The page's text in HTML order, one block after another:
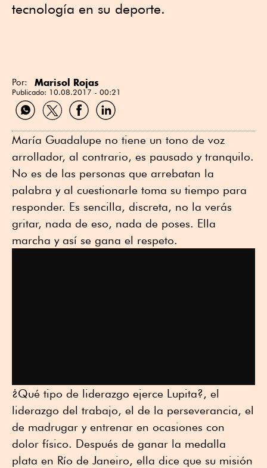
tecnología en su deporte.
Por: Marisol Rojas
Publicado: 10.08.2017 - 00:21
Compartir
por
Compartir
por
Compartir
por
Compartir
por
María Guadalupe no tiene un tono de voz
arrollador, al contrario, es pausado y tranquilo.
No es de las personas que arrebatan la
palabra y al cuestionarle toma su tiempo para
responder. Es sencilla, discreta, no la verás
gritar, nada de eso, nada de poses. Ella
marcha y así se gana el respeto.
¿Qué tipo de liderazgo ejerce Lupita?, el
liderazgo del trabajo, el de la perseverancia, el
de madrugar y entrenar en ocasiones con
dolor físico. Después de ganar la medalla
plata en Río de Janeiro, ella dice que su misión